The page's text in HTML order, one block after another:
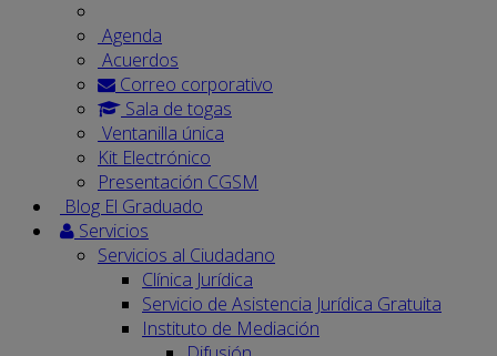
Agenda
Acuerdos
Correo corporativo
Sala de togas
Ventanilla única
Kit Electrónico
Presentación CGSM
Blog El Graduado
Servicios
Servicios al Ciudadano
Clínica Jurídica
Servicio de Asistencia Jurídica Gratuita
Instituto de Mediación